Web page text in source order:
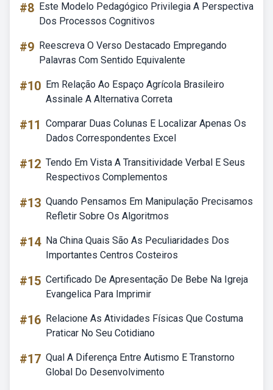
#8 Este Modelo Pedagógico Privilegia A Perspectiva
Dos Processos Cognitivos
#9 Reescreva O Verso Destacado Empregando
Palavras Com Sentido Equivalente
#10 Em Relação Ao Espaço Agrícola Brasileiro
Assinale A Alternativa Correta
#11 Comparar Duas Colunas E Localizar Apenas Os
Dados Correspondentes Excel
#12 Tendo Em Vista A Transitividade Verbal E Seus
Respectivos Complementos
#13 Quando Pensamos Em Manipulação Precisamos
Refletir Sobre Os Algoritmos
#14 Na China Quais São As Peculiaridades Dos
Importantes Centros Costeiros
#15 Certificado De Apresentação De Bebe Na Igreja
Evangelica Para Imprimir
#16 Relacione As Atividades Físicas Que Costuma
Praticar No Seu Cotidiano
#17 Qual A Diferença Entre Autismo E Transtorno
Global Do Desenvolvimento